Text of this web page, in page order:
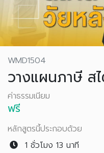
WMD1504
วางแผนภาษี
ค่าธรรมเนียม
ฟรี
หลักสูตรนี้ประกอบด้วย
1 ชั่วโมง 13 นาที